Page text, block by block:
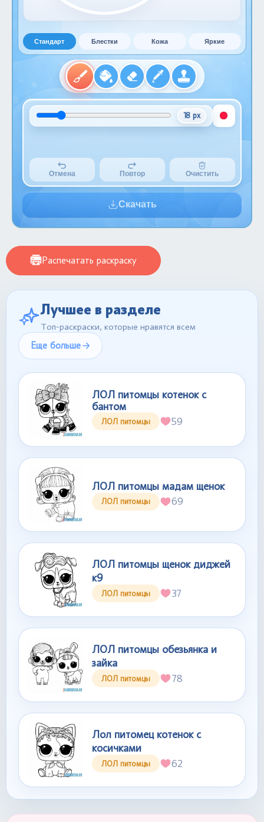
Стандарт Блестки Кожа Яркие
18 px
Отмена Повтор Очистить
Скачать
Распечатать раскраску
Лучшее в разделе
Топ-раскраски, которые нравятся всем
Еще больше
ЛОЛ питомцы котенок с
бантом
ЛОЛ питомцы 59
ЛОЛ питомцы мадам щенок
ЛОЛ питомцы 69
ЛОЛ питомцы щенок диджей
к9
ЛОЛ питомцы 37
ЛОЛ питомцы обезьянка и
зайка
ЛОЛ питомцы 78
Лол питомец котенок с
косичками
ЛОЛ питомцы 62